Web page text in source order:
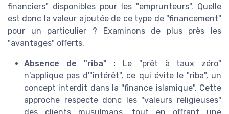
financiers" disponibles pour les "emprunteurs". Quelle
est donc la valeur ajoutée de ce type de "financement"
pour un particulier ? Examinons de plus près les
"avantages" offerts.
Absence de "riba" : Le "prêt à taux zéro"
n'applique pas d'"intérêt", ce qui évite le "riba", un
concept interdit dans la "finance islamique". Cette
approche respecte donc les "valeurs religieuses"